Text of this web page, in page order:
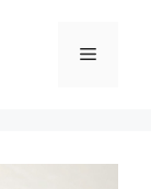
Menu